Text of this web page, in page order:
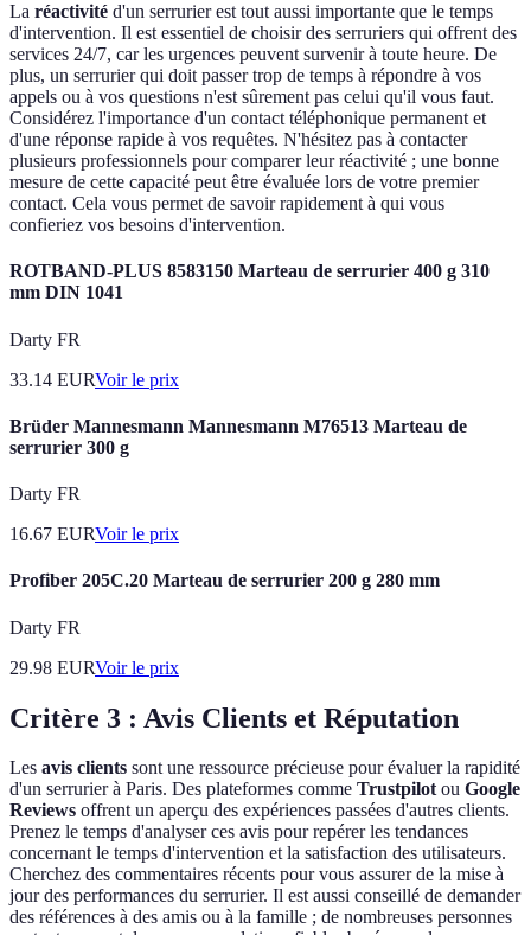
La réactivité d'un serrurier est tout aussi importante que le temps
d'intervention. Il est essentiel de choisir des serruriers qui offrent des
services 24/7, car les urgences peuvent survenir à toute heure. De
plus, un serrurier qui doit passer trop de temps à répondre à vos
appels ou à vos questions n'est sûrement pas celui qu'il vous faut.
Considérez l'importance d'un contact téléphonique permanent et
d'une réponse rapide à vos requêtes. N'hésitez pas à contacter
plusieurs professionnels pour comparer leur réactivité ; une bonne
mesure de cette capacité peut être évaluée lors de votre premier
contact. Cela vous permet de savoir rapidement à qui vous
confieriez vos besoins d'intervention.
ROTBAND-PLUS 8583150 Marteau de serrurier 400 g 310
mm DIN 1041
Darty FR
33.14 EURVoir le prix
Brüder Mannesmann Mannesmann M76513 Marteau de
serrurier 300 g
Darty FR
16.67 EURVoir le prix
Profiber 205C.20 Marteau de serrurier 200 g 280 mm
Darty FR
29.98 EURVoir le prix
Critère 3 : Avis Clients et Réputation
Les avis clients sont une ressource précieuse pour évaluer la rapidité
d'un serrurier à Paris. Des plateformes comme Trustpilotou Google
Reviews offrent un aperçu des expériences passées d'autres clients.
Prenez le temps d'analyser ces avis pour repérer les tendances
concernant le temps d'intervention et la satisfaction des utilisateurs.
Cherchez des commentaires récents pour vous assurer de la mise à
jour des performances du serrurier. Il est aussi conseillé de demander
des références à des amis ou à la famille ; de nombreuses personnes